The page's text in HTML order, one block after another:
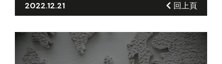
2022.12.21 回上頁